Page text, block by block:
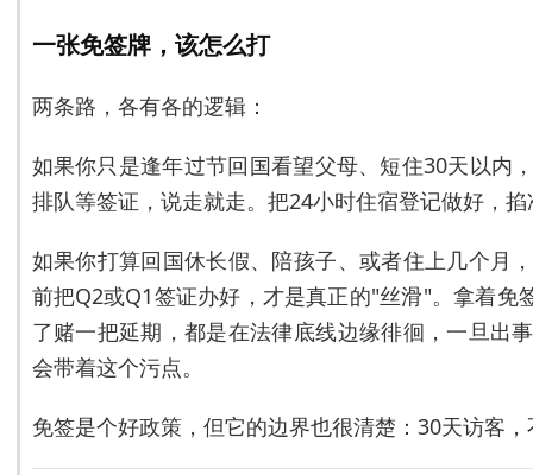
一张免签牌，该怎么打
两条路，各有各的逻辑：
如果你只是逢年过节回国看望父母、短住30天以
排队等签证，说走就走。把24小时住宿登记做好，
如果你打算回国休长假、陪孩子、或者住上几个月
前把Q2或Q1签证办好，才是真正的"丝滑"。拿着免
了赌一把延期，都是在法律底线边缘徘徊，一旦出
会带着这个污点。
免签是个好政策，但它的边界也很清楚：30天访客